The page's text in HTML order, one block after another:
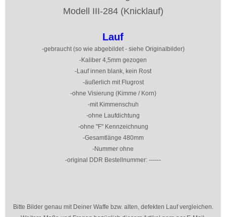
Modell III-284 (Knicklauf)
Lauf
-gebraucht (so wie abgebildet - siehe Originalbilder)
-Kaliber 4,5mm gezogen
-Lauf innen blank, kein Rost
-äußerlich mit Flugrost
-ohne Visierung (Kimme / Korn)
-mit Kimmenschuh
-ohne Laufdichtung
-ohne "F" Kennzeichnung
-Gesamtlänge 480mm
-Nummer ohne
-original DDR Bestellnummer: ------
Bitte Bilder genau mit Deiner Waffe bzw. alten, defekten Lauf vergleichen.